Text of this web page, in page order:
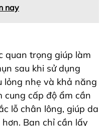
nay
quan trọng giúp làm
sau khi sử dụng
lỏng nhẹ và khả năng
cung cấp độ ẩm cần
lỗ chân lông, giúp da
Bạn chỉ cần lấy